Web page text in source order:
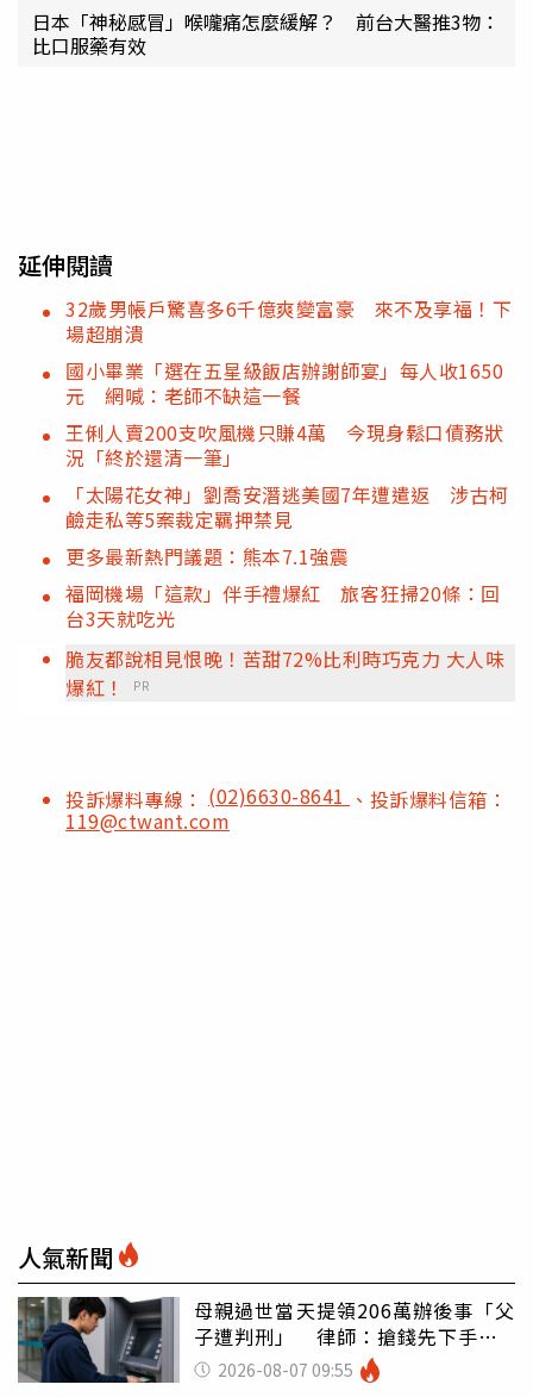
日本「神秘感冒」喉嚨痛怎麼緩解？ 前台大醫推3物：
比口服藥有效
延伸閱讀
32歲男帳戶驚喜多6千億爽變富豪 來不及享福！下
場超崩潰
國小畢業「選在五星級飯店辦謝師宴」每人收1650
元 網喊：老師不缺這一餐
王俐人賣200支吹風機只賺4萬 今現身鬆口債務狀
況「終於還清一筆」
「太陽花女神」劉喬安潛逃美國7年遭遣返 涉古柯
鹼走私等5案裁定羈押禁見
更多最新熱門議題：熊本7.1強震
福岡機場「這款」伴手禮爆紅 旅客狂掃20條：回
台3天就吃光
脆友都說相見恨晚！苦甜72%比利時巧克力 大人味
爆紅！
PR
投訴爆料專線： (02)6630-8641 、投訴爆料信箱：
119@ctwant.com
人氣新聞
母親過世當天提領206萬辦後事「父
子遭判刑」 律師：搶錢先下手是
罪 2026-08-07 09:55